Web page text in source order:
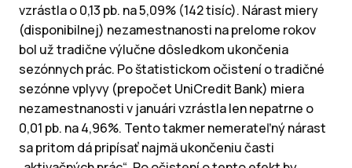
vzrástla o 0,13 pb. na 5,09% (142 tisíc). Nárast miery
(disponibilnej) nezamestnanosti na prelome rokov
bol už tradične výlučne dôsledkom ukončenia
sezónnych prác. Po štatistickom očistení o tradičné
sezónne vplyvy (prepočet UniCredit Bank) miera
nezamestnanosti v januári vzrástla len nepatrne o
0,01 pb. na 4,96%. Tento takmer nemerateľný nárast
sa pritom dá pripísať najmä ukončeniu časti